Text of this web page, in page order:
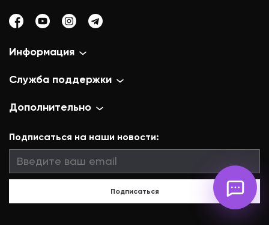
Информация
Служба поддержки
Дополнительно
Подписаться на наши новости:
Подписаться